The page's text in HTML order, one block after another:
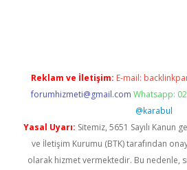
Reklam ve İletişim: E-mail:
forumhizmeti@gmail.com Whatsapp:
@karabul
Yasal Uyarı: Sitemiz, 5651 Sayılı Kanun
ve İletişim Kurumu (BTK) tarafından
olarak hizmet vermektedir. Bu nedenle,